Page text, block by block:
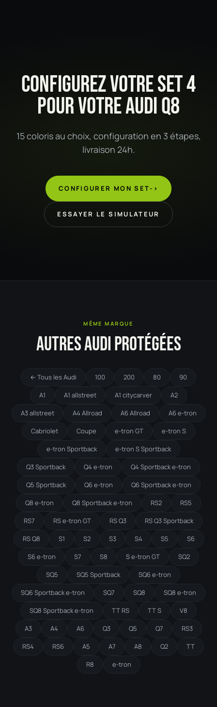
CONFIGUREZ VOTRE SET 4
POUR VOTRE AUDI Q8
15 coloris au choix, configuration en 3 étapes,
livraison 24h.
CONFIGURER MON SET->
ESSAYER LE SIMULATEUR
MÊME MARQUE
AUTRES AUDI PROTÉGÉES
← Tous les Audi 100 200 80 90
A1 A1 allstreet A1 citycarver A2
A3 allstreet A4 Allroad A6 Allroad A6 e-tron
Cabriolet Coupe e-tron GT e-tron S
e-tron Sportback e-tron S Sportback
Q3 Sportback Q4 e-tron Q4 Sportback e-tron
Q5 Sportback Q6 e-tron Q6 Sportback e-tron
Q8 e-tron Q8 Sportback e-tron RS2 RS5
RS7 RS e-tron GT RS Q3 RS Q3 Sportback
RS Q8 S1 S2 S3 S4 S5 S6
S6 e-tron S7 S8 S e-tron GT SQ2
SQ5 SQ5 Sportback SQ6 e-tron
SQ6 Sportback e-tron SQ7 SQ8 SQ8 e-tron
SQ8 Sportback e-tron TT RS TT S V8
A3 A4 A6 Q3 Q5 Q7 RS3
RS4 RS6 A5 A7 A8 Q2 TT
R8 e-tron